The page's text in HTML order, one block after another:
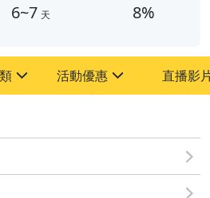
6~7 天 8%
活動優惠 直播影